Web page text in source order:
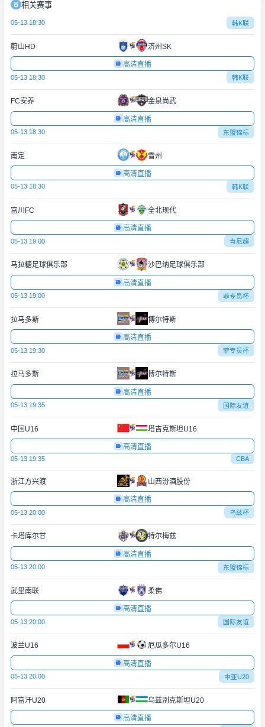
相关赛事
05-13 18:30 韩K联
蔚山HD 济州SK
高清直播
05-13 18:30 韩K联
FC安养 金泉尚武
高清直播
05-13 18:30 东盟锦标
南定 雪州
高清直播
05-13 18:30 韩K联
富川FC 全北现代
高清直播
05-13 19:00 肯尼超
马拉糖足球俱乐部 沙巴纳足球俱乐部
高清直播
05-13 19:00 菲专员杯
拉马多斯 博尔特斯
高清直播
05-13 19:30 菲专员杯
拉马多斯 博尔特斯
高清直播
05-13 19:35 国际友谊
中国U16 塔吉克斯坦U16
高清直播
05-13 19:35 CBA
浙江方兴渡 山西汾酒股份
高清直播
05-13 20:00 乌兹杯
卡塔库尔甘 特尔梅兹
高清直播
05-13 20:00 东盟锦标
武里南联 柔佛
高清直播
05-13 20:00 国际友谊
波兰U16 厄瓜多尔U16
高清直播
05-13 20:00 中亚U20
阿富汗U20 乌兹别克斯坦U20
高清直播